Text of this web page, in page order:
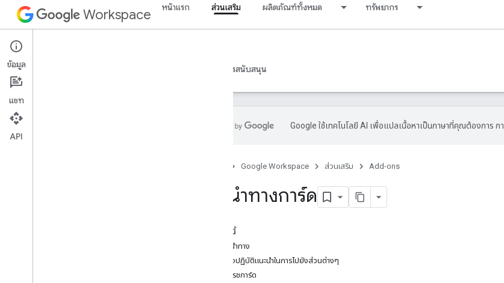
Workspace หน้าแรก ส่วนเสริม ผลิตภัณฑ์ทั้งหมด ทรัพยากร
Add-ons
ภาพรวม การสนับสนุน
Google ใช้เทคโนโลยี AI เพื่อแปลเนื้อหาเป็นภาษาที่คุณต้องการ
Google Workspace ส่วนเสริม Add-ons
การนำทางการ์ด
ในหน้านี้
วิธีการนำทาง
แนวทางปฏิบัติแนะนำในการไปยังส่วนต่างๆ
การรีเฟรชการ์ด
ข้อมูล
แชท
API